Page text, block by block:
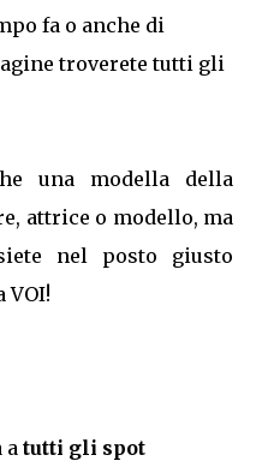
fa o anche di
troverete tutti gli
una modella della
attrice o modello, ma
nel posto giusto
VOI!
a tutti gli spot